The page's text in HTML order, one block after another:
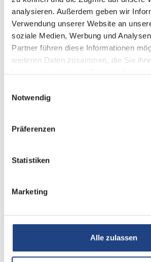
analysieren. Außerdem geben wir
Verwendung unserer Website an
soziale Medien, Werbung und
Partner führen diese Informationen
weiteren Daten zusammen, die Sie
haben oder die sie im Rahmen Ihrer
Notwendig
Präferenzen
Statistiken
Marketing
Alle zulassen
Grundrissbeschreibung
Etagenbett,
Schlafplätze
Betten Etagenbett,